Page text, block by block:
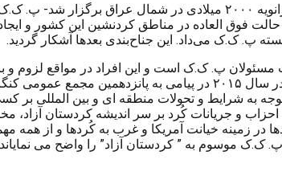
یکسال پس از دستگیری عبدالله اوجالان درجریان کنگره هفتم پ ک ک-
فوق العاده در مناطق کردنشین این کشور و
پ. ک.ک می‌داد. این جناح‌بندی بعدها آشکار گردید.
پ. ک.ک است و این افراد در مواقع لزوم و
کردستان
توجه به شرایط و تحولات منطقه ای و بین المللی
و جریانات کُرد بر سر اندیشه کردستان
خیانت آمریکا و غرب به کُردها و از همه
ک.ک موسوم به ” کردستان آزاد” را واضح می